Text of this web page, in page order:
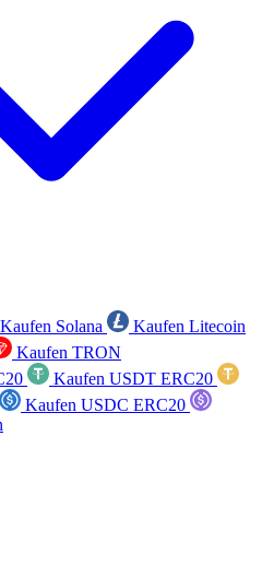
Kaufen Solana
Kaufen Litecoin
Kaufen TRON
Kaufen USDT ERC20
Kaufen USDC ERC20